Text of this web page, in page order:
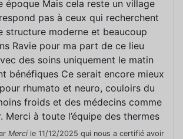
époque Mais cela reste un village
pas à ceux qui recherchent
structure moderne et beaucoup
Ravie pour ma part de ce lieu
des soins uniquement le matin
bénéfiques Ce serait encore mieux
rhumato et neuro, couloirs du
froids et des médecins comme
Merci à toute l’équipe des thermes
Merci le 11/12/2025 qui nous a certifié avoir